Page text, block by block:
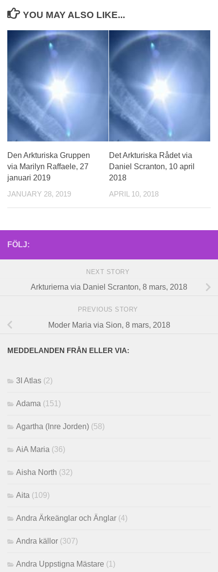
YOU MAY ALSO LIKE...
Den Arkturiska Gruppen
via Marilyn Raffaele, 27
januari 2019
JANUARY 28, 2019
Det Arkturiska Rådet via
Daniel Scranton, 10 april
2018
APRIL 10, 2018
FÖLJ:
NEXT STORY
Arkturierna via Daniel Scranton, 8 mars, 2018
PREVIOUS STORY
Moder Maria via Sion, 8 mars, 2018
MEDDELANDEN FRÅN ELLER VIA:
3I Atlas (2)
Adama (151)
Agartha (Inre Jorden) (58)
AiA Maria (36)
Aisha North (32)
Aita (109)
Andra Ärkeänglar och Änglar (4)
Andra källor (307)
Andra Uppstigna Mästare (1)